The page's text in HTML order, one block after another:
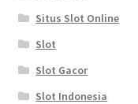
Situs Slot Online
Slot
Slot Gacor
Slot Indonesia